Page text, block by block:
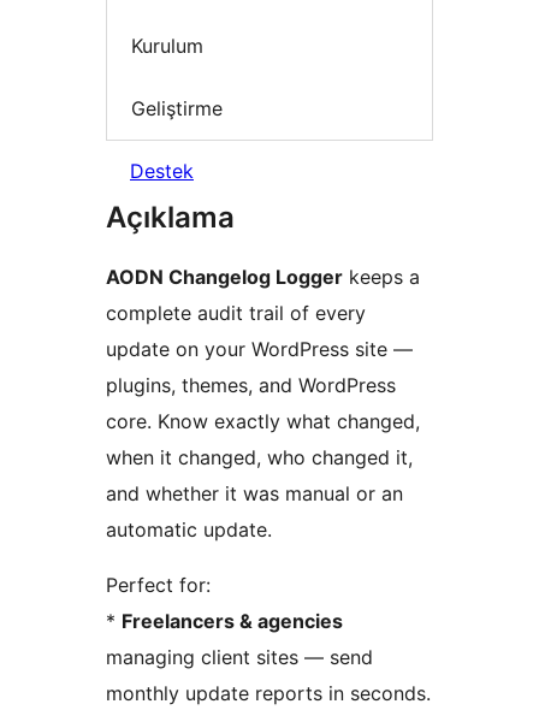
Kurulum
Geliştirme
Destek
Açıklama
AODN Changelog Logger keeps a
complete audit trail of every
update on your WordPress site —
plugins, themes, and WordPress
core. Know exactly what changed,
when it changed, who changed it,
and whether it was manual or an
automatic update.
Perfect for:
* Freelancers & agencies
managing client sites — send
monthly update reports in seconds.